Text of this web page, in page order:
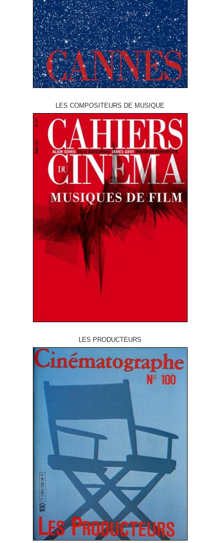
LES COMPOSITEURS DE MUSIQUE
LES PRODUCTEURS